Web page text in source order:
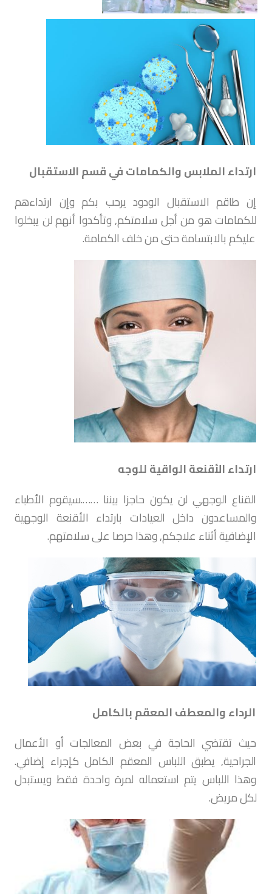
ارتداء الملابس والكمامات في قسم الاستقبال
إن طاقم الاستقبال الودود يرحب بكم وإن ارتداءهم
للكمامات هو من أجل سلامتكم, وتأكدوا أنهم لن يبخلوا
عليكم بالابتسامة حتى من خلف الكمامة.
ارتداء الأقنعة الواقية للوجه
القناع الوجهي لن يكون حاجزا بيننا …….سيقوم الأطباء
والمساعدون داخل العيادات بارتداء الأقنعة الوجهية
الإضافية أثناء علاجكم, وهذا حرصا على سلامتهم.
الرداء والمعطف المعقم بالكامل
حيث تقتضي الحاجة في بعض المعالجات أو الأعمال
الجراحية, يطبق اللباس المعقم الكامل كإجراء إضافي.
وهذا اللباس يتم استعماله لمرة واحدة فقط ويستبدل
لكل مريض.